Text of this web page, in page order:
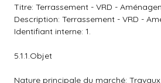
Titre: Terrassement - VRD -
Description: Terrassement - VRD -
Identifiant interne: 1.
5.1.1.Objet
Nature principale du marché: Travaux